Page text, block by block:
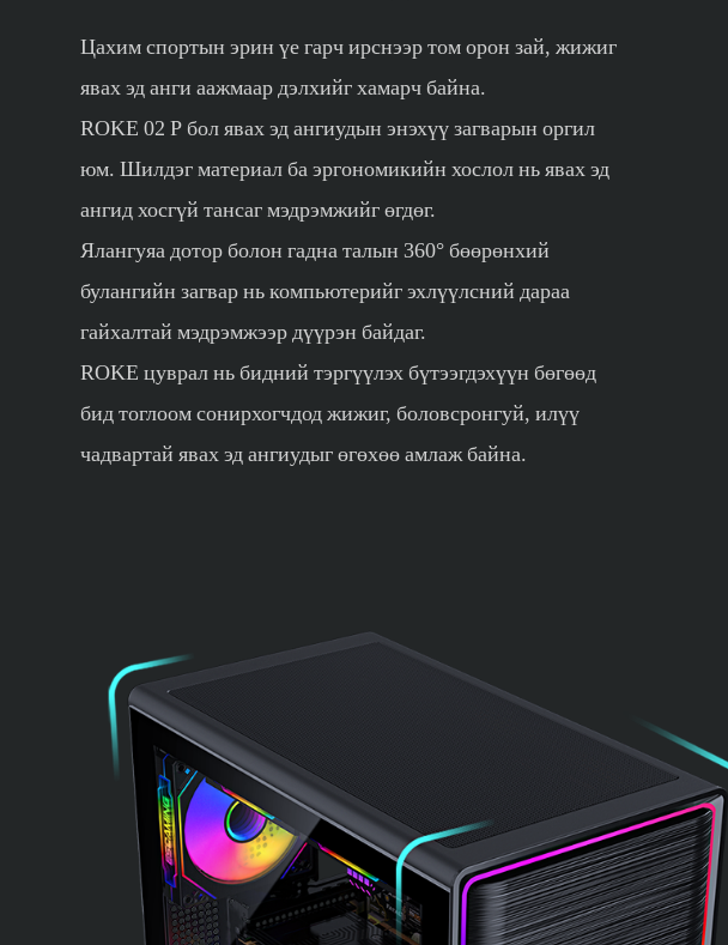
Цахим спортын эрин үе гарч ирснээр том орон зай, жижиг
явах эд анги аажмаар дэлхийг хамарч байна.
ROKE 02 P бол явах эд ангиудын энэхүү загварын оргил
юм. Шилдэг материал ба эргономикийн хослол нь явах эд
ангид хосгүй тансаг мэдрэмжийг өгдөг.
Ялангуяа дотор болон гадна талын 360° бөөрөнхий
булангийн загвар нь компьютерийг эхлүүлсний дараа
гайхалтай мэдрэмжээр дүүрэн байдаг.
ROKE цуврал нь бидний тэргүүлэх бүтээгдэхүүн бөгөөд
бид тоглоом сонирхогчдод жижиг, боловсронгуй, илүү
чадвартай явах эд ангиудыг өгөхөө амлаж байна.